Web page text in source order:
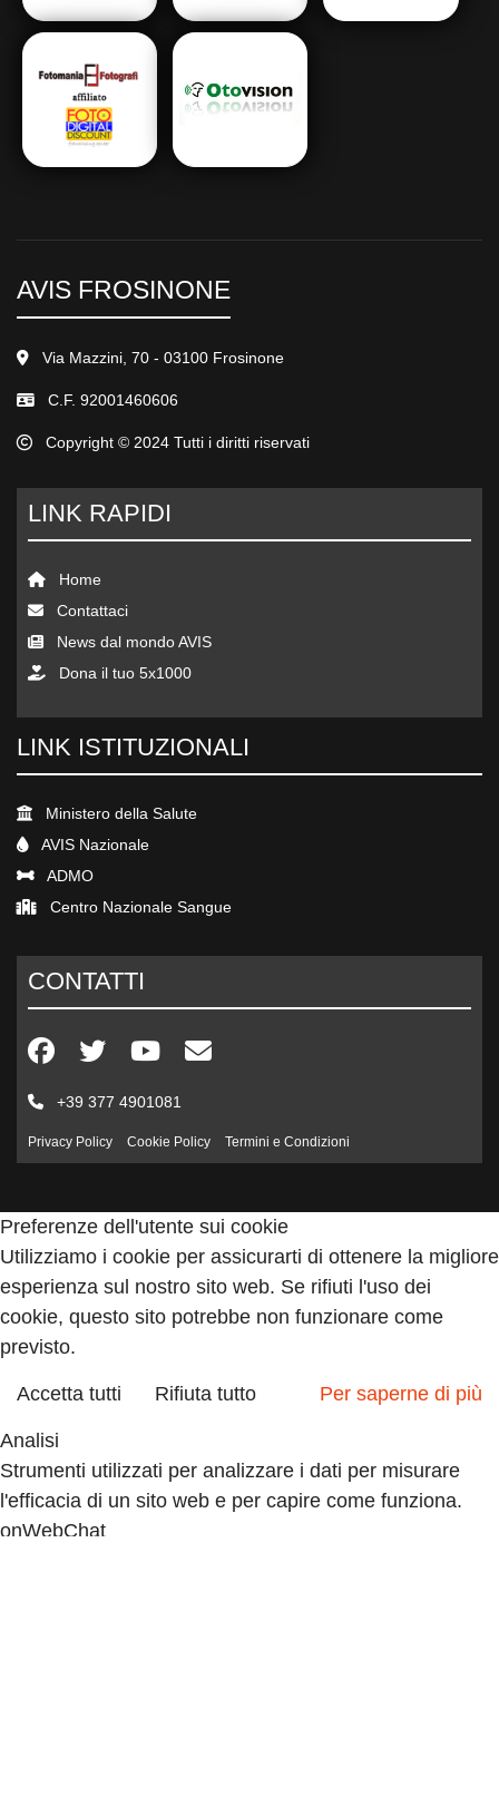
AVIS FROSINONE
Via Mazzini, 70 - 03100 Frosinone
C.F. 92001460606
Copyright © 2024 Tutti i diritti riservati
LINK RAPIDI
Home
Contattaci
News dal mondo AVIS
Dona il tuo 5x1000
LINK ISTITUZIONALI
Ministero della Salute
AVIS Nazionale
ADMO
Centro Nazionale Sangue
CONTATTI
+39 377 4901081
Privacy Policy Cookie Policy Termini e Condizioni
Preferenze dell'utente sui cookie
Utilizziamo i cookie per assicurarti di ottenere la migliore
esperienza sul nostro sito web. Se rifiuti l'uso dei
cookie, questo sito potrebbe non funzionare come
previsto.
Accetta tutti Rifiuta tutto Per saperne di più
Analisi
Strumenti utilizzati per analizzare i dati per misurare
l'efficacia di un sito web e per capire come funziona.
onWebChat